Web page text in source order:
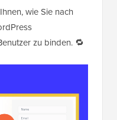
wie Sie nach
zu binden. 🔁